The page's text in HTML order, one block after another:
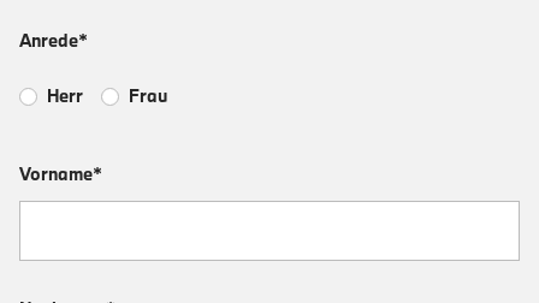
Anrede*
Herr Frau
Vorname*